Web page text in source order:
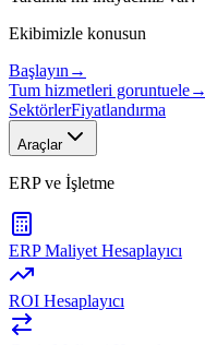
Ekibimizle konusun
Başlayın →
Tum hizmetleri goruntuele→
SektörlerFiyatlandırma
Araçlar
ERP ve İşletme
ERP Maliyet Hesaplayıcı
ROI Hesaplayıcı